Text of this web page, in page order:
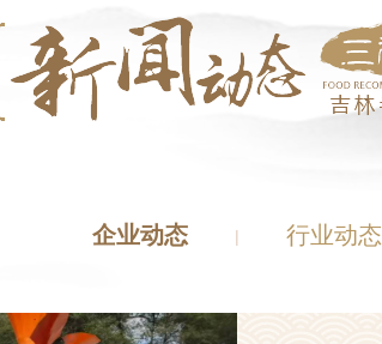
企业动态 | 行业动态